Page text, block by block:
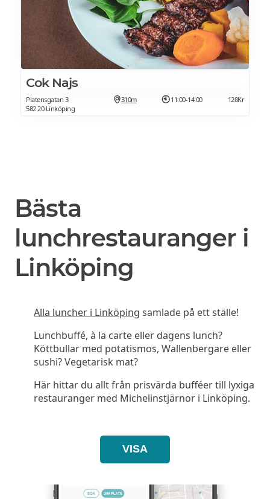
Cok Najs
Platensgatan 3
582 20 Linköping
310m 11:00-14:00 128Kr
Bästa
lunchrestauranger i
Linköping
Alla luncher i Linköping samlade på ett ställe!
Lunchbuffé, à la carte eller dagens lunch?
Köttbullar med potatismos, Wallenbergare eller
sushi? Vegetarisk mat?
Här hittar du allt från prisvärda bufféer till lyxiga
restauranger med Michelinstjärnor i Linköping.
VISA